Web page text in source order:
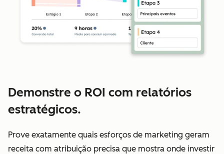
Demonstre o ROI com relatórios
estratégicos.
Prove exatamente quais esforços de marketing geram
receita com atribuição precisa que mostra onde investir